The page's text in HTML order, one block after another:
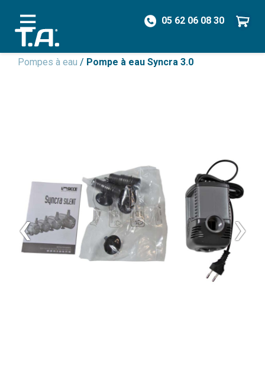
05 62 06 08 30
/ Pièces détachées
Pompes à eau / Pompe à eau Syncra 3.0
‹ ›